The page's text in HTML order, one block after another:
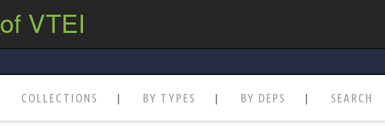
of VTEI
COLLECTIONS BY TYPES BY DEPS SEARCH